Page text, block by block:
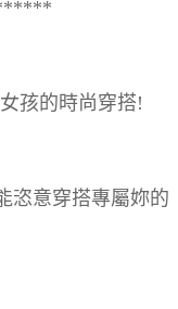
孩的時尚穿搭!
恣意穿搭專屬妳的